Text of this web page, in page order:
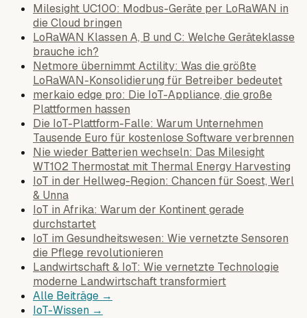
Milesight UC100: Modbus-Geräte per LoRaWAN in
die Cloud bringen
LoRaWAN Klassen A, B und C: Welche Geräteklasse
brauche ich?
Netmore übernimmt Actility: Was die größte
LoRaWAN-Konsolidierung für Betreiber bedeutet
merkaio edge pro: Die IoT-Appliance, die große
Plattformen hassen
Die IoT-Plattform-Falle: Warum Unternehmen
Tausende Euro für kostenlose Software verbrennen
Nie wieder Batterien wechseln: Das Milesight
WT102 Thermostat mit Thermal Energy Harvesting
IoT in der Hellweg-Region: Chancen für Soest, Werl
& Unna
IoT in Afrika: Warum der Kontinent gerade
durchstartet
IoT im Gesundheitswesen: Wie vernetzte Sensoren
die Pflege revolutionieren
Landwirtschaft & IoT: Wie vernetzte Technologie
moderne Landwirtschaft transformiert
Alle Beiträge →
IoT-Wissen →